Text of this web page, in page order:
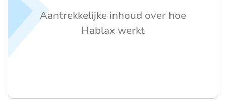
Aantrekkelijke inhoud over hoe
Hablax werkt